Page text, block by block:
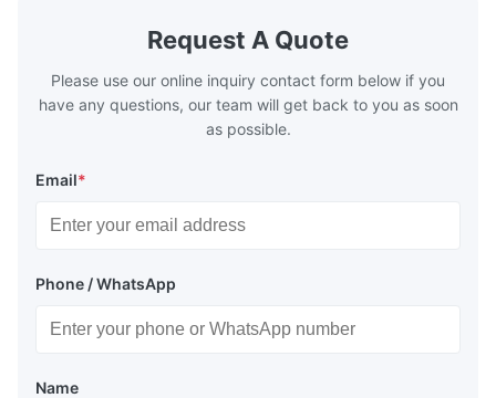
boilers is generally in the temperature
range of 200°C – 250°C, so there
Request A Quote
Please use our online inquiry contact form below if you
have any questions, our team will get back to you as soon
as possible.
Email*
Phone / WhatsApp
Name